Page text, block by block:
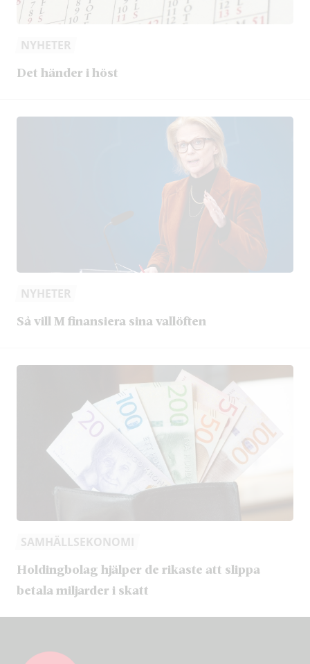
NYHETER
Det händer i höst
NYHETER
Så vill M finansiera sina vallöften
SAMHÄLLSEKONOMI
Holdingbolag hjälper de rikaste att slippa
betala miljarder i skatt